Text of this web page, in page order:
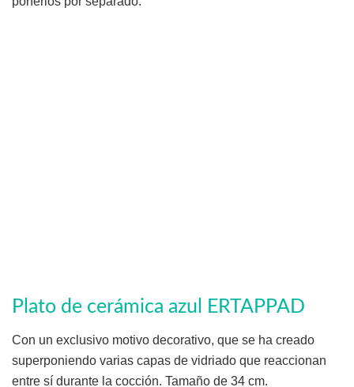
Plato de cerámica azul ERTAPPAD
Con un exclusivo motivo decorativo, que se ha creado
superponiendo varias capas de vidriado que reaccionan
entre sí durante la cocción. Tamaño de 34 cm.